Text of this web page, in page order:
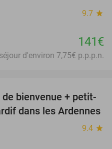
9.7 star
141€
d'environ 7,75€ p.p.p.n.
bienvenue + petit-
dans les Ardennes
9.4 star